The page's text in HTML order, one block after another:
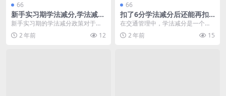
66
新手实习期学法减分,学法减分
考试拍照搜题APP
新手实习期的学法减分政策对于许
多刚获得驾照的司机来说，是一项
重要的福利。在这个阶...
2 年前 12
66
扣了6分学法减分后还能再扣6
分吗,学法减分显示无需参加减
分(驾照扣了6分学法减分)
在交通管理中，学法减分是一个重
要的政策，旨在通过学习交通法规
来减轻司机的扣分。然...
2 年前 15